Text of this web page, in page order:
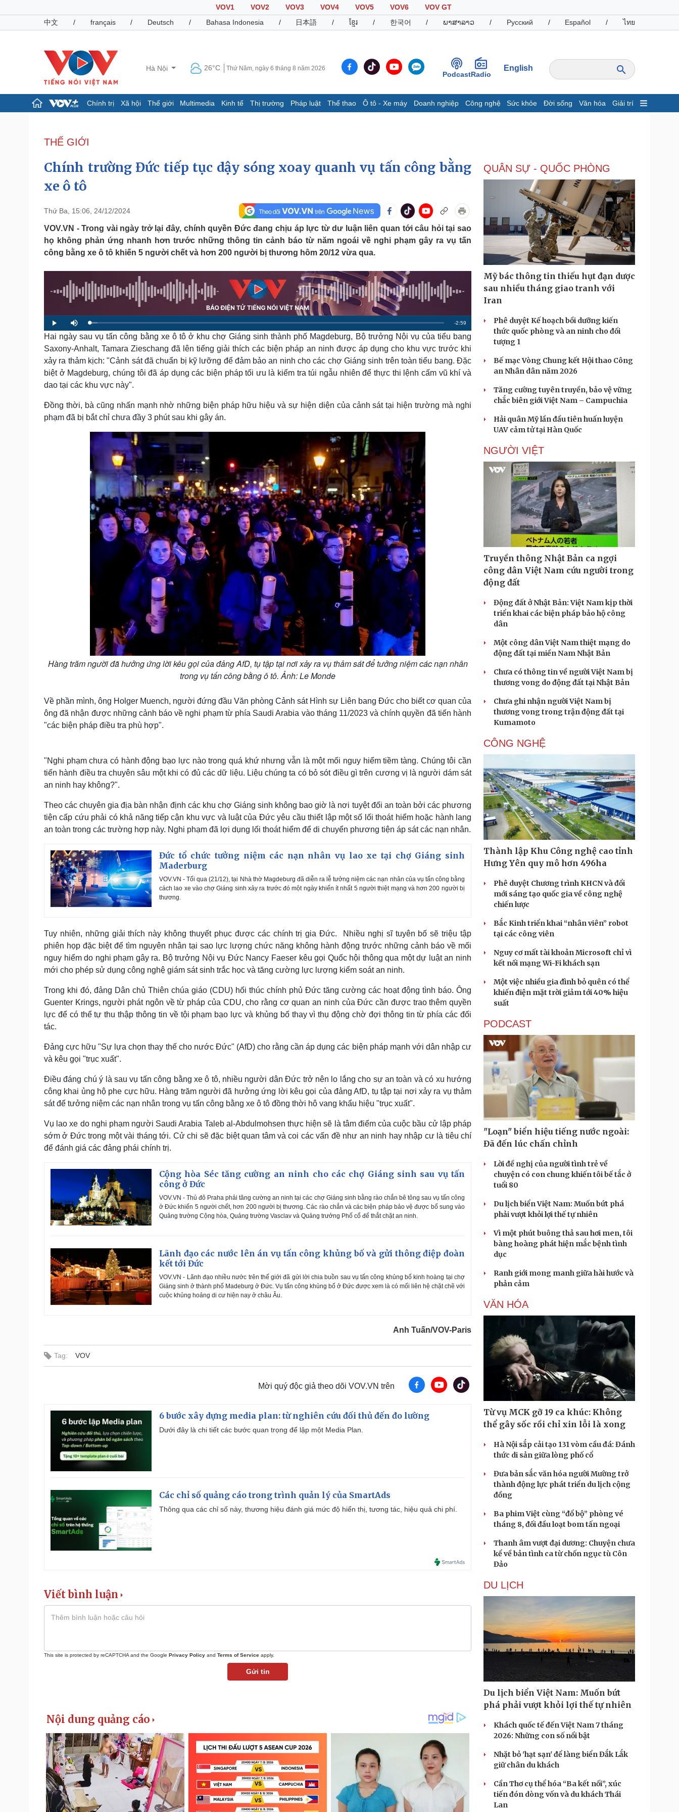
VOV1 VOV2 VOV3 VOV4 VOV5 VOV6
VOV GT
中文
/ français / Deutsch / Bahasa Indonesia / 日本語 / ខ្មែរ / 한국어 / ພາສາລາວ / Русский / Español / ไทย
Hà Nội 26°C Thứ Năm, ngày 6 tháng 8 năm 2026
PodcastRadio
English
Chính trị Xã hội Thế giới Multimedia Kinh tế Thị trường Pháp luật Thể thao Ô tô - Xe máy Doanh nghiệp Công nghệ Sức khỏe Đời sống Văn hóa Giải trí
Đảng
Tổ chức nhân sự
Nhận diện sự thật
Dấu ấn VOV
Infographic
Chứng khoán
Giá cà phê
Pháp luật
Tin nóng
Tư vấn luật
Việt Nam
Phân tích
Thể thao
Lịch thi đấu bóng đá
Thế giới thể thao
eSports
Ô tô - Xe máy
Xe máy
Tư vấn
Doanh nghiệp
Thông tin doanh nghiệp
Doanh nghiệp 24h
Doanh nhân
Vì cộng đồng
Công nghệ
Sành điệu
Tin Công nghệ
Trải nghiệm
Chuyển đổi số
Sức khỏe
Dinh dưỡng - món ngon
Cây thuốc
Sản phụ khoa
Nhi khoa
Nam khoa
Làm đẹp - giảm cân
Phòng mạch online
Ăn sạch sống khỏe
Đời sống
Nhà đẹp
Tình yêu - Gia đình
Văn hóa
Sân khấu - Điện ảnh
Văn học
Âm nhạc
Giải trí
Nghệ sĩ
Thời trang
Sao Việt
Tư vấn
check-in
Podcast
Câu chuyện thời sự
Cửa sổ tình yêu
Kể chuyện cho bé
Hạt giống tâm hồn
Cải chính
THẾ GIỚI
Chính trường Đức tiếp tục dậy sóng xoay quanh vụ tấn công bằng
xe ô tô
Thứ Ba, 15:06, 24/12/2024
VOV.VN - Trong vài ngày trở lại đây, chính quyền Đức đang chịu áp lực từ dư luận liên quan tới câu hỏi tại sao
họ không phản ứng nhanh hơn trước những thông tin cảnh báo từ năm ngoái về nghi phạm gây ra vụ tấn
công bằng xe ô tô khiến 5 người chết và hơn 200 người bị thương hôm 20/12 vừa qua.
P
l
a
y
M
u
t
e
L
o
a
d
e
d
2
2
8
R
e
m
-2:59
Hai ngày sau vụ tấn công bằng xe ô tô ở khu chợ Giáng sinh thành phố Magdeburg, Bộ trưởng Nội vụ của tiểu bang
Saxony-Anhalt, Tamara Zieschang đã lên tiếng giải thích các biện pháp an ninh được áp dụng cho khu vực trước khi
xảy ra thảm kịch: "Cảnh sát đã chuẩn bị kỹ lưỡng để đảm bảo an ninh cho các chợ Giáng sinh trên toàn tiểu bang. Đặc
biệt ở Magdeburg, chúng tôi đã áp dụng các biện pháp tối ưu là kiểm tra túi ngẫu nhiên để thực thi lệnh cấm vũ khí và
dao tại các khu vực này".
Đồng thời, bà cũng nhấn mạnh nhờ những biện pháp hữu hiệu và sự hiện diện của cảnh sát tại hiện trường mà nghi
phạm đã bị bắt chỉ chưa đầy 3 phút sau khi gây án.
Hàng trăm người đã hưởng ứng lời kêu gọi của đảng AfD, tụ tập tại nơi xảy ra vụ thảm sát để tưởng niệm các nạn nhân
trong vụ tấn công bằng ô tô. Ảnh: Le Monde
Về phần mình, ông Holger Muench, người đứng đầu Văn phòng Cảnh sát Hình sự Liên bang Đức cho biết cơ quan của
ông đã nhận được những cảnh báo về nghi phạm từ phía Saudi Arabia vào tháng 11/2023 và chính quyền đã tiến hành
"các biện pháp điều tra phù hợp".
"Nghi phạm chưa có hành động bạo lực nào trong quá khứ nhưng vẫn là một mối nguy hiểm tiềm tàng. Chúng tôi cần
tiến hành điều tra chuyên sâu một khi có đủ các dữ liệu. Liệu chúng ta có bỏ sót điều gì trên cương vị là người dám sát
an ninh hay không?".
Theo các chuyên gia địa bàn nhận định các khu chợ Giáng sinh không bao giờ là nơi tuyệt đối an toàn bởi các phương
tiện cấp cứu phải có khả năng tiếp cận khu vực và luật của Đức yêu cầu thiết lập một số lối thoát hiểm hoặc hành lang
an toàn trong các trường hợp này. Nghi phạm đã lợi dụng lối thoát hiểm để di chuyển phương tiện áp sát các nạn nhân.
Đức tổ chức tưởng niệm các nạn nhân vụ lao xe tại chợ Giáng sinh
Maderburg
VOV.VN - Tối qua (21/12), tại Nhà thờ Magdeburg đã diễn ra lễ tưởng niệm các nạn nhân của vụ tấn công bằng
cách lao xe vào chợ Giáng sinh xảy ra trước đó một ngày khiến ít nhất 5 người thiệt mạng và hơn 200 người bị
thương.
Tuy nhiên, những giải thích này không thuyết phục được các chính trị gia Đức. Nhiều nghị sĩ tuyên bố sẽ triệu tập
phiên họp đặc biệt để tìm nguyên nhân tại sao lực lượng chức năng không hành động trước những cảnh báo về mối
nguy hiểm do nghi phạm gây ra. Bộ trưởng Nội vụ Đức Nancy Faeser kêu gọi Quốc hội thông qua một dự luật an ninh
mới cho phép sử dụng công nghệ giám sát sinh trắc học và tăng cường lực lượng kiểm soát an ninh.
Trong khi đó, đảng Dân chủ Thiên chúa giáo (CDU) hối thúc chính phủ Đức tăng cường các hoạt động tình báo. Ông
Guenter Krings, người phát ngôn về từ pháp của CDU, cho rằng cơ quan an ninh của Đức cần được trao thêm quyền
lực để có thể tự thu thập thông tin về tội phạm bạo lực và khủng bố thay vì thụ động chờ đợi thông tin từ phía các đối
tác.
Đảng cực hữu "Sự lựa chọn thay thế cho nước Đức" (AfD) cho rằng cần áp dụng các biện pháp mạnh với dân nhập cư
và kêu gọi "trục xuất".
Điều đáng chú ý là sau vụ tấn công bằng xe ô tô, nhiều người dân Đức trở nên lo lắng cho sự an toàn và có xu hướng
công khai ủng hộ phe cực hữu. Hàng trăm người đã hưởng ứng lời kêu gọi của đảng AfD, tụ tập tại nơi xảy ra vụ thảm
sát để tưởng niệm các nạn nhân trong vụ tấn công bằng xe ô tô đồng thời hô vang khẩu hiệu "trục xuất".
Vụ lao xe do nghi phạm người Saudi Arabia Taleb al-Abdulmohsen thực hiện sẽ là tâm điểm của cuộc bầu cử lập pháp
sớm ở Đức trong một vài tháng tới. Cử chi sẽ đặc biệt quan tâm và coi các vấn đề như an ninh hay nhập cư là tiêu chí
để đánh giá các đảng phái chính trị.
Cộng hòa Séc tăng cường an ninh cho các chợ Giáng sinh sau vụ tấn
công ở Đức
VOV.VN - Thủ đô Praha phải tăng cường an ninh tại các chợ Giáng sinh bằng rào chắn bê tông sau vụ tấn công
ở Đức khiến 5 người chết, hơn 200 người bị thương. Các rào chắn và các biện pháp bảo vệ được bổ sung vào
Quảng trường Cộng hòa, Quảng trường Vasclav và Quảng trưởng Phố cổ để thắt chặt an ninh.
Lãnh đạo các nước lên án vụ tấn công khủng bố và gửi thông điệp đoàn
kết tới Đức
VOV.VN - Lãnh đạo nhiều nước trên thế giới đã gửi lời chia buồn sau vụ tấn công khủng bố kinh hoàng tại chợ
Giáng sinh ở thành phố Madeburg ở Đức. Vụ tấn công khủng bố ở Đức được xem là có mối liên hệ chặt chẽ với
cuộc khủng hoảng di cư hiện nay ở châu Âu.
Anh Tuấn/VOV-Paris
Tag: VOV
Mời quý độc giả theo dõi VOV.VN trên
6 bước xây dựng media plan: từ nghiên cứu đối thủ đến đo lường
Dưới đây là chi tiết các bước quan trọng để lập một Media Plan.
Các chỉ số quảng cáo trong trình quản lý của SmartAds
Thông qua các chỉ số này, thương hiệu đánh giá mức độ hiển thị, tương tác, hiệu quả chi phí.
Viết bình luận
This site is protected by reCAPTCHA and the Google Privacy Policy and Terms of Service apply.
Gửi tin
QUÂN SỰ - QUỐC PHÒNG
Mỹ bác thông tin thiếu hụt đạn dược
sau nhiều tháng giao tranh với
Iran
Phê duyệt Kế hoạch bồi dưỡng kiến
thức quốc phòng và an ninh cho đối
tượng 1
Bế mạc Vòng Chung kết Hội thao Công
an Nhân dân năm 2026
Tăng cường tuyên truyền, bảo vệ vững
chắc biên giới Việt Nam – Campuchia
Hải quân Mỹ lần đầu tiên huấn luyện
UAV cảm tử tại Hàn Quốc
NGƯỜI VIỆT
Truyền thông Nhật Bản ca ngợi
công dân Việt Nam cứu người trong
động đất
Động đất ở Nhật Bản: Việt Nam kịp thời
triển khai các biện pháp bảo hộ công
dân
Một công dân Việt Nam thiệt mạng do
động đất tại miền Nam Nhật Bản
Chưa có thông tin về người Việt Nam bị
thương vong do động đất tại Nhật Bản
Chưa ghi nhận người Việt Nam bị
thương vong trong trận động đất tại
Kumamoto
CÔNG NGHỆ
Thành lập Khu Công nghệ cao tỉnh
Hưng Yên quy mô hơn 496ha
Phê duyệt Chương trình KHCN và đổi
mới sáng tạo quốc gia về công nghệ
chiến lược
Bắc Kinh triển khai “nhân viên” robot
tại các công viên
Nguy cơ mất tài khoản Microsoft chỉ vì
kết nối mạng Wi-Fi khách sạn
Một việc nhiều gia đình bỏ quên có thể
khiến điện mặt trời giảm tới 40% hiệu
suất
PODCAST
"Loạn" biển hiệu tiếng nước ngoài:
Đã đến lúc chấn chỉnh
Lời đề nghị của người tình trẻ về
chuyện có con chung khiến tôi bế tắc ở
tuổi 80
Du lịch biển Việt Nam: Muốn bứt phá
phải vượt khỏi lợi thế tự nhiên
Vì một phút buông thả sau hơi men, tôi
bàng hoàng phát hiện mắc bệnh tình
dục
Ranh giới mong manh giữa hài hước và
phản cảm
VĂN HÓA
Từ vụ MCK gỡ 19 ca khúc: Không
thể gây sốc rồi chỉ xin lỗi là xong
Hà Nội sắp cải tạo 131 vòm cầu đá: Đánh
thức di sản giữa lòng phố cổ
Đưa bản sắc văn hóa người Mường trở
thành động lực phát triển du lịch cộng
đồng
Ba phim Việt cùng “đổ bộ” phòng vé
tháng 8, đối đầu loạt bom tấn ngoại
Thanh âm vượt đại dương: Chuyện chưa
kể về bản tình ca từ chốn ngục tù Côn
Đảo
DU LỊCH
Du lịch biển Việt Nam: Muốn bứt
phá phải vượt khỏi lợi thế tự nhiên
Khách quốc tế đến Việt Nam 7 tháng
2026: Những con số nổi bật
Nhặt bỏ 'hạt sạn' để làng biển Đắk Lắk
giữ chân du khách
Cần Thơ cụ thể hóa “Ba kết nối”, xúc
tiến đón dòng vốn và du khách Thái
Lan